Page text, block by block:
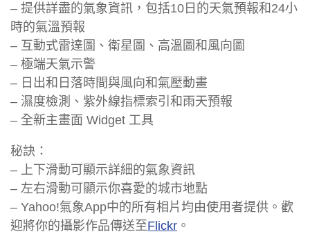
– 提供詳盡的氣象資訊，包括10日的天氣預報和24小
時的氣溫預報
– 互動式雷達圖、衛星圖、高溫圖和風向圖
– 極端天氣示警
– 日出和日落時間與風向和氣壓動畫
– 濕度檢測、紫外線指標索引和雨天預報
– 全新主畫面 Widget 工具
秘訣：
– 上下滑動可顯示詳細的氣象資訊
– 左右滑動可顯示你喜愛的城市地點
– Yahoo!氣象App中的所有相片均由使用者提供。歡
迎將你的攝影作品傳送至Flickr 。